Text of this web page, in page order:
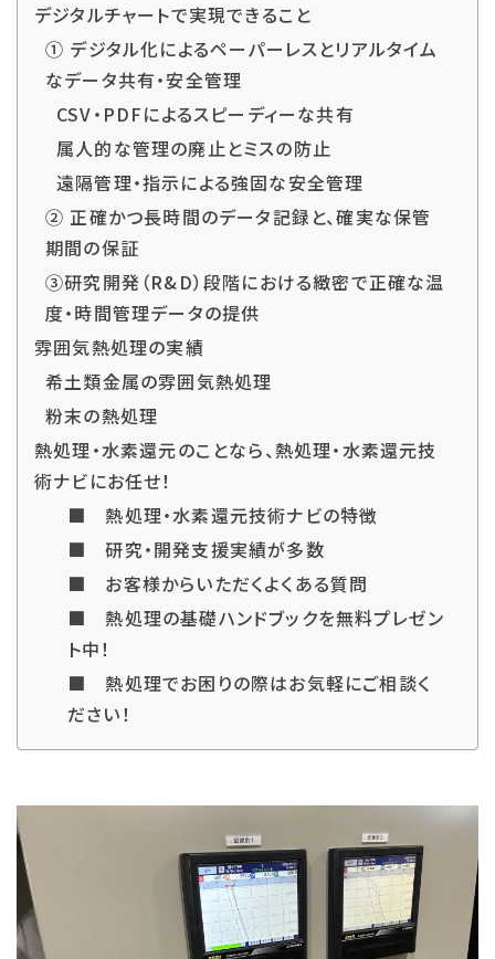
デジタルチャートで実現できること
① デジタル化によるペーパーレスとリアルタイム
なデータ共有・安全管理
CSV・PDFによるスピーディーな共有
属人的な管理の廃止とミスの防止
遠隔管理・指示による強固な安全管理
② 正確かつ長時間のデータ記録と、確実な保管
期間の保証
③研究開発（R&D）段階における緻密で正確な温
度・時間管理データの提供
雰囲気熱処理の実績
希土類金属の雰囲気熱処理
粉末の熱処理
熱処理・水素還元のことなら、熱処理・水素還元技
術ナビにお任せ！
■ 熱処理・水素還元技術ナビの特徴
■ 研究・開発支援実績が多数
■ お客様からいただくよくある質問
■ 熱処理の基礎ハンドブックを無料プレゼン
ト中！
■ 熱処理でお困りの際はお気軽にご相談く
ださい！